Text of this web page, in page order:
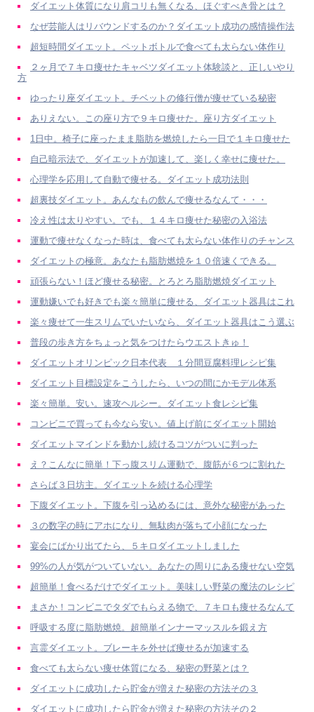
ダイエット体質になり肩コリも無くなる、ほぐすべき骨とは？
なぜ芸能人はリバウンドするのか？ダイエット成功の感情操作法
超短時間ダイエット。ペットボトルで食べても太らない体作り
２ヶ月で７キロ痩せたキャベツダイエット体験談と、正しいやり
方
ゆったり座ダイエット。チベットの修行僧が痩せている秘密
ありえない。この座り方で９キロ痩せた。座り方ダイエット
1日中。椅子に座ったまま脂肪を燃焼したら一日で１キロ痩せた
自己暗示法で、ダイエットが加速して、楽しく幸せに痩せた。
心理学を応用して自動で痩せる。ダイエット成功法則
超裏技ダイエット。あんなもの飲んで痩せるなんて・・・
冷え性は太りやすい。でも、１４キロ痩せた秘密の入浴法
運動で痩せなくなった時は、食べても太らない体作りのチャンス
ダイエットの極意。あなたも脂肪燃焼を１０倍速くできる。
頑張らない！ほど痩せる秘密。とろとろ脂肪燃焼ダイエット
運動嫌いでも好きでも楽々簡単に痩せる、ダイエット器具はこれ
楽々痩せて一生スリムでいたいなら、ダイエット器具はこう選ぶ
普段の歩き方をちょっと気をつけたらウエストきゅ！
ダイエットオリンピック日本代表 １分間豆腐料理レシピ集
ダイエット目標設定をこうしたら、いつの間にかモデル体系
楽々簡単。安い。速攻ヘルシー。ダイエット食レシピ集
コンビニで買っても今なら安い。値上げ前にダイエット開始
ダイエットマインドを動かし続けるコツがついに判った
え？こんなに簡単！下っ腹スリム運動で、腹筋が６つに割れた
さらば３日坊主。ダイエットを続ける心理学
下腹ダイエット。下腹を引っ込めるには、意外な秘密があった
３の数字の時にアホになり、無駄肉が落ちて小顔になった
宴会にばかり出てたら、５キロダイエットしました
99%の人が気がついていない。あなたの周りにある痩せない空気
超簡単！食べるだけでダイエット。美味しい野菜の魔法のレシピ
まさか！コンビニでタダでもらえる物で、７キロも痩せるなんて
呼吸する度に脂肪燃焼。超簡単インナーマッスルを鍛え方
言霊ダイエット。ブレーキを外せば痩せるが加速する
食べても太らない痩せ体質になる、秘密の野菜とは？
ダイエットに成功したら貯金が増えた秘密の方法その３
ダイエットに成功したら貯金が増えた秘密の方法その２